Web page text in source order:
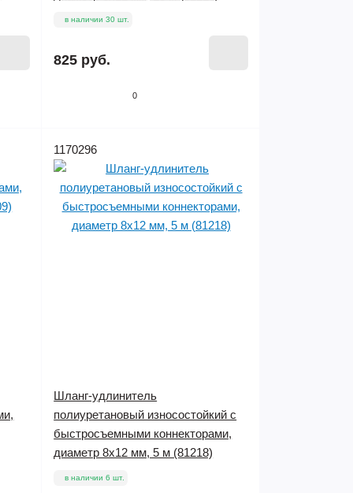
0
в наличии 30 шт.
825 руб.
1170296
Шланг-удлинитель
полиуретановый износостойкий с
быстросъемными коннекторами,
диаметр 8х12 мм, 5 м (81218)
в наличии 6 шт.